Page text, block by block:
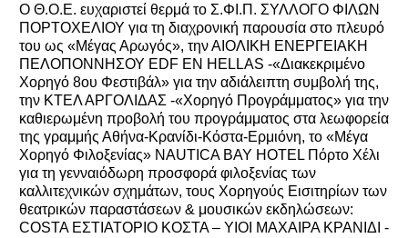
Ο Θ.Ο.Ε. ευχαριστεί θερμά το Σ.ΦΙ.Π. ΣΥΛΛΟΓΟ ΦΙΛΩΝ
ΠΟΡΤΟΧΕΛΙΟΥ για τη διαχρονική παρουσία στο πλευρό
του ως «Μέγας Αρωγός», την ΑΙΟΛΙΚΗ ENEΡΓΕΙΑΚΗ
ΠΕΛΟΠΟΝΝΗΣΟΥ EDF EN HELLAS -«Διακεκριμένο
Χορηγό 8ου Φεστιβάλ» για την αδιάλειπτη συμβολή της,
την ΚΤΕΛ ΑΡΓΟΛΙΔΑΣ -«Χορηγό Προγράμματος» για την
καθιερωμένη προβολή του προγράμματος στα λεωφορεία
της γραμμής Αθήνα-Κρανίδι-Κόστα-Ερμιόνη, το «Μέγα
Χορηγό Φιλοξενίας» NAUTICA BAY HOTEL Πόρτο Χέλι
για τη γενναιόδωρη προσφορά φιλοξενίας των
καλλιτεχνικών σχημάτων, τους Χορηγούς Εισιτηρίων των
θεατρικών παραστάσεων & μουσικών εκδηλώσεων:
COSTA ΕΣΤΙΑΤΟΡΙΟ ΚΟΣΤΑ – ΥΙΟΙ ΜΑΧΑΙΡΑ ΚΡΑΝΙΔΙ -